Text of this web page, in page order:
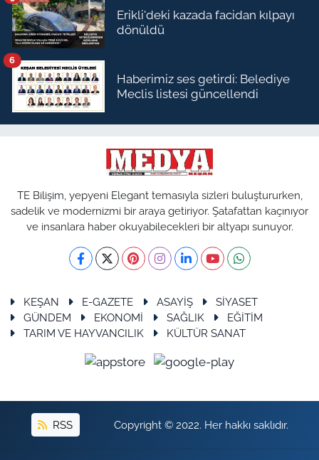
Erikli'deki kazada facidan kılpayı
dönüldü
Haberimiz ses getirdi: Belediye
Meclis listesi güncellendi
6
TE Bilişim, yepyeni Elegant temasıyla sizleri buluştururken,
sadelik ve modernizmi bir araya getiriyor. Şatafattan kaçınıyor
ve insanlara haber okuyabilecekleri bir altyapı sunuyor.
KEŞAN E-GAZETE ASAYİŞ
SİYASET
GÜNDEM
EKONOMİ SAĞLIK
EĞİTİM
TARIM VE HAYVANCILIK
KÜLTÜR SANAT
RSS Copyright © 2022. Her hakkı saklıdır.